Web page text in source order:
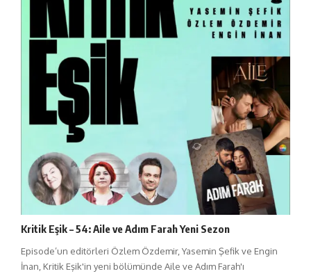
Kritik Eşik – 54: Aile ve Adım Farah Yeni Sezon
Episode’un editörleri Özlem Özdemir, Yasemin Şefik ve Engin
İnan, Kritik Eşik'in yeni bölümünde Aile ve Adım Farah'ı